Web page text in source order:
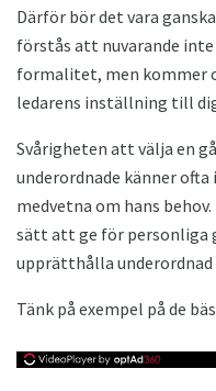
Därför bör det vara
förstås att nuvarande
formalitet, men kommer
ledarens inställning till
Svårigheten att välja en
underordnade känner
medvetna om hans
sätt att ge för personliga
upprätthålla
Tänk på exempel på de